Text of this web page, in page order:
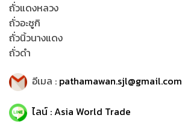
ถั่วแดงหลวง
ถั่วอะซูกิ
ถั่วนิ้วนางแดง
ถั่วดำ
อีเมล : pathamawan.sjl@gmail.com
ไลน์ : Asia World Trade